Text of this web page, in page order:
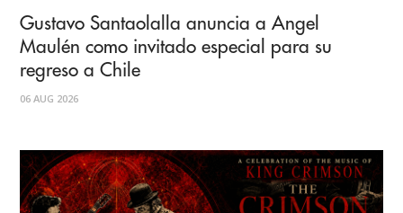
Gustavo Santaolalla anuncia a Angel
Maulén como invitado especial para su
regreso a Chile
06 AUG 2026